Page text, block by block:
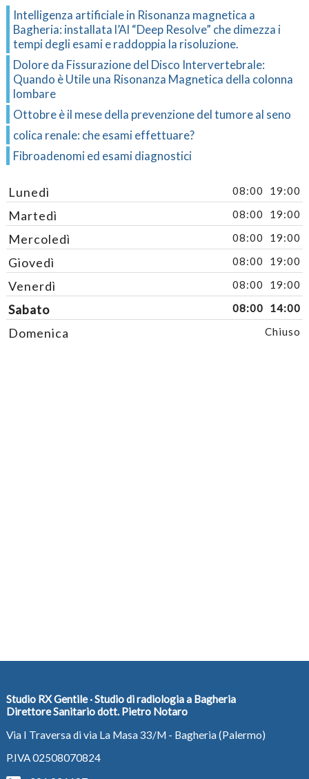
Intelligenza artificiale in Risonanza magnetica a
Bagheria: installata l’AI “Deep Resolve” che dimezza i
tempi degli esami e raddoppia la risoluzione.
Dolore da Fissurazione del Disco Intervertebrale:
Quando è Utile una Risonanza Magnetica della colonna
lombare
Ottobre è il mese della prevenzione del tumore al seno
colica renale: che esami effettuare?
Fibroadenomi ed esami diagnostici
Lunedì 08:00 19:00
Martedì 08:00 19:00
Mercoledì 08:00 19:00
Giovedì 08:00 19:00
Venerdì 08:00 19:00
Sabato 08:00 14:00
Domenica Chiuso
Studio RX Gentile · Studio di radiologia a Bagheria
Direttore Sanitario dott. Pietro Notaro
Via I Traversa di via La Masa 33/M - Bagheria (Palermo)
P.IVA 02508070824